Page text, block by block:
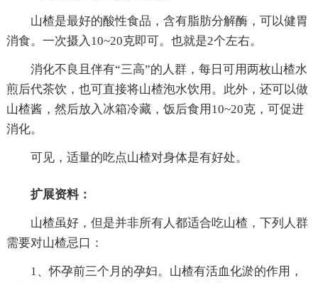
山楂是最好的酸性食品，含有脂肪分解酶，可以健胃
消食。一次摄入10~20克即可。也就是2个左右。
消化不良且伴有“三高”的人群，每日可用两枚山楂水
煎后代茶饮，也可直接将山楂泡水饮用。此外，还可以做
山楂酱，然后放入冰箱冷藏，饭后食用10~20克，可促进
消化。
可见，适量的吃点山楂对身体是有好处。
扩展资料：
山楂虽好，但是并非所有人都适合吃山楂，下列人群
需要对山楂忌口：
1、怀孕前三个月的孕妇。山楂有活血化淤的作用，